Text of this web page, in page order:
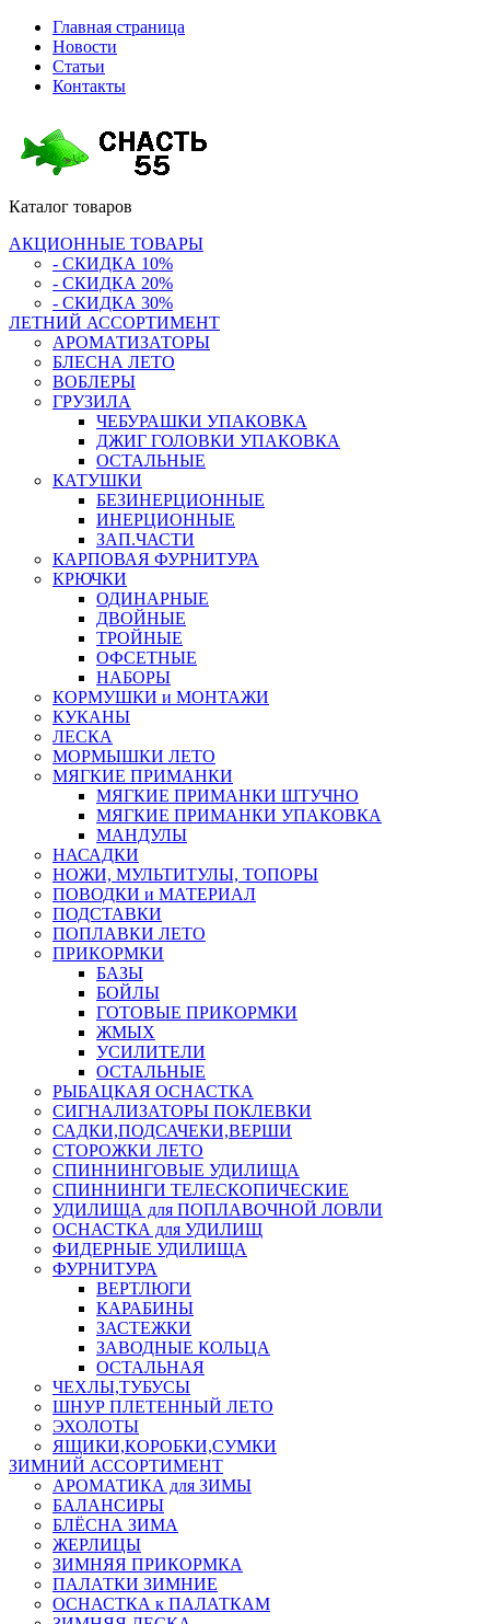
Главная страница
Новости
Статьи
Контакты
Каталог товаров
АКЦИОННЫЕ ТОВАРЫ
- СКИДКА 10%
- СКИДКА 20%
- СКИДКА 30%
ЛЕТНИЙ АССОРТИМЕНТ
АРОМАТИЗАТОРЫ
БЛЕСНА ЛЕТО
ВОБЛЕРЫ
ГРУЗИЛА
ЧЕБУРАШКИ УПАКОВКА
ДЖИГ ГОЛОВКИ УПАКОВКА
ОСТАЛЬНЫЕ
КАТУШКИ
БЕЗИНЕРЦИОННЫЕ
ИНЕРЦИОННЫЕ
ЗАП.ЧАСТИ
КАРПОВАЯ ФУРНИТУРА
КРЮЧКИ
ОДИНАРНЫЕ
ДВОЙНЫЕ
ТРОЙНЫЕ
ОФСЕТНЫЕ
НАБОРЫ
КОРМУШКИ и МОНТАЖИ
КУКАНЫ
ЛЕСКА
МОРМЫШКИ ЛЕТО
МЯГКИЕ ПРИМАНКИ
МЯГКИЕ ПРИМАНКИ ШТУЧНО
МЯГКИЕ ПРИМАНКИ УПАКОВКА
МАНДУЛЫ
НАСАДКИ
НОЖИ, МУЛЬТИТУЛЫ, ТОПОРЫ
ПОВОДКИ и МАТЕРИАЛ
ПОДСТАВКИ
ПОПЛАВКИ ЛЕТО
ПРИКОРМКИ
БАЗЫ
БОЙЛЫ
ГОТОВЫЕ ПРИКОРМКИ
ЖМЫХ
УСИЛИТЕЛИ
ОСТАЛЬНЫЕ
РЫБАЦКАЯ ОСНАСТКА
СИГНАЛИЗАТОРЫ ПОКЛЕВКИ
САДКИ,ПОДСАЧЕКИ,ВЕРШИ
СТОРОЖКИ ЛЕТО
СПИННИНГОВЫЕ УДИЛИЩА
СПИННИНГИ ТЕЛЕСКОПИЧЕСКИЕ
УДИЛИЩА для ПОПЛАВОЧНОЙ ЛОВЛИ
ОСНАСТКА для УДИЛИЩ
ФИДЕРНЫЕ УДИЛИЩА
ФУРНИТУРА
ВЕРТЛЮГИ
КАРАБИНЫ
ЗАСТЕЖКИ
ЗАВОДНЫЕ КОЛЬЦА
ОСТАЛЬНАЯ
ЧЕХЛЫ,ТУБУСЫ
ШНУР ПЛЕТЕННЫЙ ЛЕТО
ЭХОЛОТЫ
ЯЩИКИ,КОРОБКИ,СУМКИ
ЗИМНИЙ АССОРТИМЕНТ
АРОМАТИКА для ЗИМЫ
БАЛАНСИРЫ
БЛЁСНА ЗИМА
ЖЕРЛИЦЫ
ЗИМНЯЯ ПРИКОРМКА
ПАЛАТКИ ЗИМНИЕ
ОСНАСТКА к ПАЛАТКАМ